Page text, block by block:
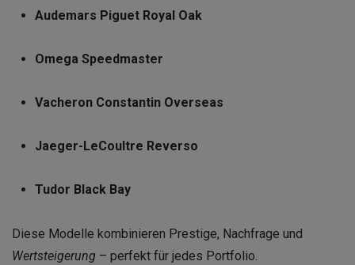
Audemars Piguet Royal Oak
Omega Speedmaster
Vacheron Constantin Overseas
Jaeger-LeCoultre Reverso
Tudor Black Bay
Diese Modelle kombinieren Prestige, Nachfrage und
Wertsteigerung – perfekt für jedes Portfolio.